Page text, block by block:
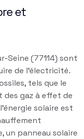
et
Seine (77114) sont
de l'électricité.
tels que le
des gaz à effet de
solaire est
un panneau solaire